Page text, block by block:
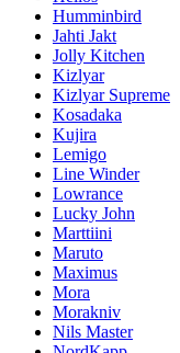
Humminbird
Jahti Jakt
Jolly Kitchen
Kizlyar
Kizlyar Supreme
Kosadaka
Kujira
Lemigo
Line Winder
Lowrance
Lucky John
Marttiini
Maruto
Maximus
Mora
Morakniv
Nils Master